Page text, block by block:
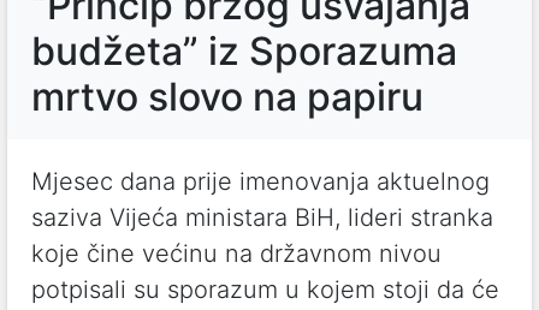
budžeta” iz Sporazuma
mrtvo slovo na papiru
Mjesec dana prije imenovanja aktuelnog
saziva Vijeća ministara BiH, lideri stranka
koje čine većinu na državnom nivou
potpisali su sporazum u kojem stoji da će